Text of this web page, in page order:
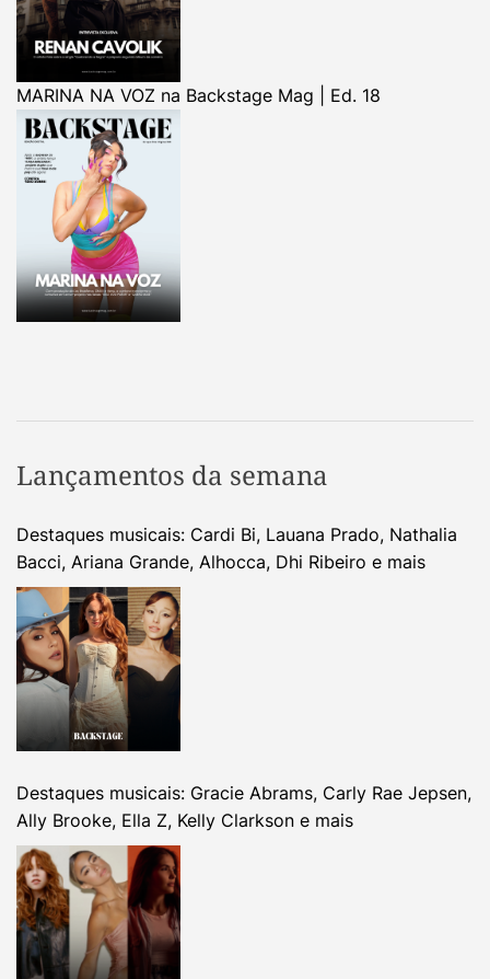
MARINA NA VOZ na Backstage Mag | Ed. 18
Lançamentos da semana
Destaques musicais: Cardi Bi, Lauana Prado, Nathalia
Bacci, Ariana Grande, Alhocca, Dhi Ribeiro e mais
Destaques musicais: Gracie Abrams, Carly Rae Jepsen,
Ally Brooke, Ella Z, Kelly Clarkson e mais